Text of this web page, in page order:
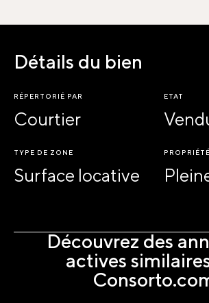
Détails du bien
RÉPERTORIÉ PAR
Courtier
ETAT
TYPE DE ZONE
Surface locative
PROPRIÉTÉ
Découvrez des
actives